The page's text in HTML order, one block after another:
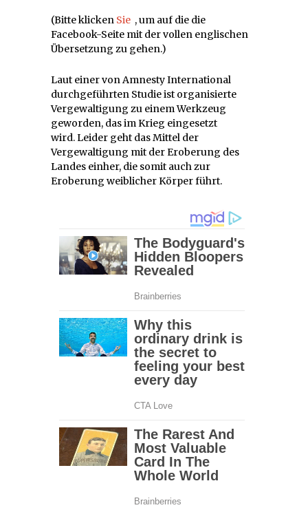
(Bitte klicken Sie , um auf die die
Facebook-Seite mit der vollen englischen
Übersetzung zu gehen.)
Laut einer von Amnesty International
durchgeführten Studie ist organisierte
Vergewaltigung zu einem Werkzeug
geworden, das im Krieg eingesetzt
wird. Leider geht das Mittel der
Vergewaltigung mit der Eroberung des
Landes einher, die somit auch zur
Eroberung weiblicher Körper führt.